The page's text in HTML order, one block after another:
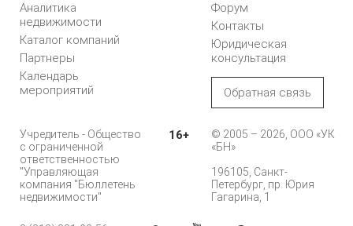
Аналитика
недвижимости
Каталог компаний
Партнеры
Календарь
мероприятий
Форум
Контакты
Юридическая
консультация
Обратная связь
Учредитель - Общество
с ограниченной
ответственностью
"Управляющая
компания "Бюллетень
недвижимости"
16+
© 2005 – 2026, ООО «УК
«БН»
196105, Санкт-
Петербург, пр. Юрия
Гагарина, 1